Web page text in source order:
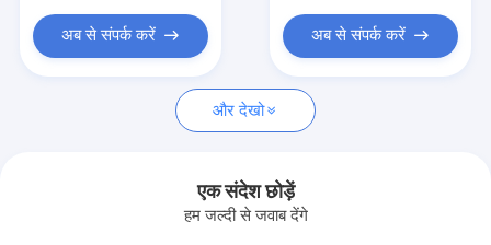
एयर फिल्टर बनाने की मशीन
अब से संपर्क करें अब से संपर्क करें
और देखो
एक संदेश छोड़ें
हम जल्दी से जवाब देंगे